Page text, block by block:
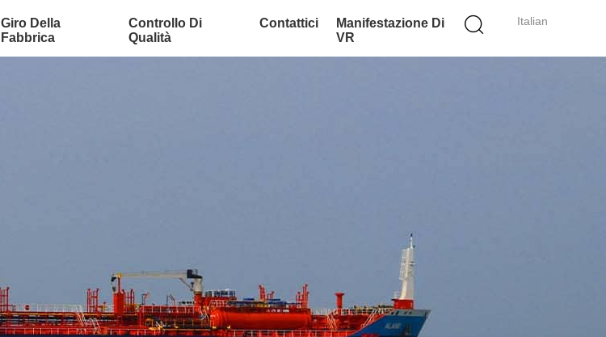
Italian
Giro Della
Fabbrica
Controllo Di
Qualità
Contattici
Manifestazione Di
VR